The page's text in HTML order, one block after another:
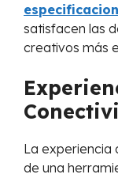
satisfacen las
creativos más
La experiencia
de una